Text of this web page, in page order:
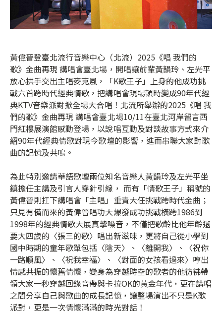
黃偉晉登臺北流行音樂中心（北流）2025《唱 我們的
歌》金曲再現 講唱會臺北場，開唱讓前輩黃韻玲、左光平
放心拱手交出主唱麥克風，「K歌王子」上身的他成功挑
戰六首跨時代經典情歌，把講唱會現場頓時變成90年代經
典KTV音樂派對掀全場大合唱！北流所舉辦的2025《唱 我
們的歌》金曲再現 講唱會臺北場10/11在臺北河岸留言西
門紅樓展演館感動登場，以說唱互動及對談故事方式來介
紹90年代經典情歌對現今歌壇的影響，進而串聯大家對歌
曲的記憶及共鳴。
為此特別邀請華語歌壇兩位知名音樂人黃韻玲及左光平坐
鎮擔任主講及引言人穿針引線， 而有「情歌王子」稱號的
黃偉晉則扛下講唱會「主唱」重責大任挑戰跨時代金曲；
只見有備而來的黃偉晉唱功大爆發成功挑戰橫跨1986到
1998年的經典情歌大展真摯嗓音，不僅把歌齡比他年齡還
要大四歲的〈張三的歌〉唱出新滋味，更將自己從小學到
國中時期的童年歌單包括〈陰天〉、〈離開我〉、〈祝你
一路順風〉、〈祝我幸福〉、〈對面的女孩看過來〉哼出
情感共振的懷舊情懷，變身為穿越時空的歌者的他彷彿帶
領大家一秒穿越回錄音帶與卡拉OK的黃金年代，更在講唱
之間分享自己與歌曲的成長記憶，讓整場演出不只是K歌
派對，更是一次情懷滿滿的時光對話！